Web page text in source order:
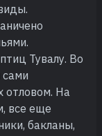
Тувалу. Во
сами
отловом. На
все еще
бакланы,